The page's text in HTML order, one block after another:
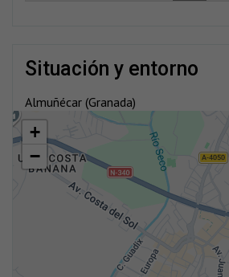
situación y entorno
Almuñécar (Granada)
+
−